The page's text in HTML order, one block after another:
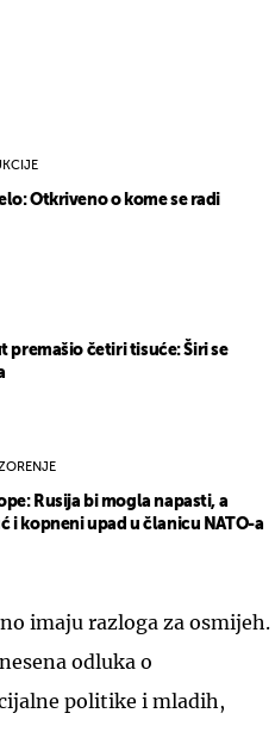
Otkriveno o kome se radi
premašio četiri tisuće: Širi se
Rusija bi mogla napasti, a
i kopneni upad u članicu NATO-a
imaju razloga za osmijeh.
odluka o
politike i mladih,